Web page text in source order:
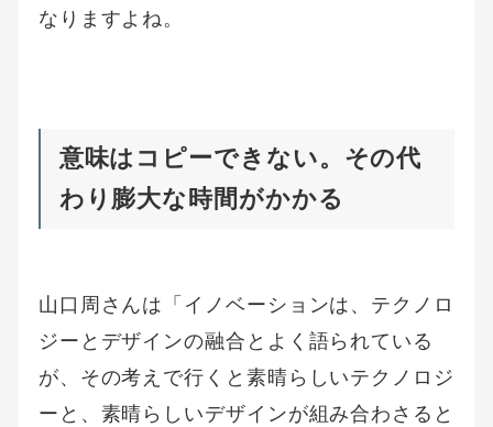
なりますよね。
意味はコピーできない。その代
わり膨大な時間がかかる
山口周さんは「イノベーションは、テクノロ
ジーとデザインの融合とよく語られている
が、その考えで行くと素晴らしいテクノロジ
ーと、素晴らしいデザインが組み合わさると